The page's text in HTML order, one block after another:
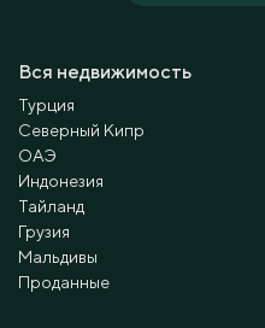
Вся недвижимость
Турция
Северный Кипр
ОАЭ
Индонезия
Тайланд
Грузия
Мальдивы
Проданные